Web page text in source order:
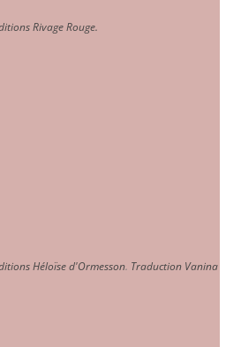
Rivage Rouge.
Héloïse d'Ormesson. Traduction Vanina